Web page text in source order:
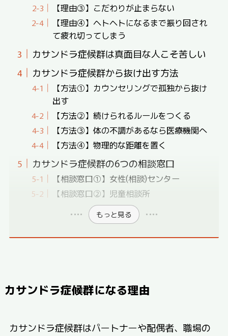
【理由③】こだわりが止まらない
【理由④】ヘトヘトになるまで振り回され
て疲れ切ってしまう
カサンドラ症候群は真面目な人こそ苦しい
カサンドラ症候群から抜け出す方法
【方法①】カウンセリングで孤独から抜け
出す
【方法②】続けられるルールをつくる
【方法③】体の不調があるなら医療機関へ
【方法④】物理的な距離を置く
カサンドラ症候群の6つの相談窓口
【相談窓口①】女性(相談)センター
【相談窓口②】児童相談所
もっと見る
カサンドラ症候群になる理由
カサンドラ症候群はパートナーや配偶者、職場の